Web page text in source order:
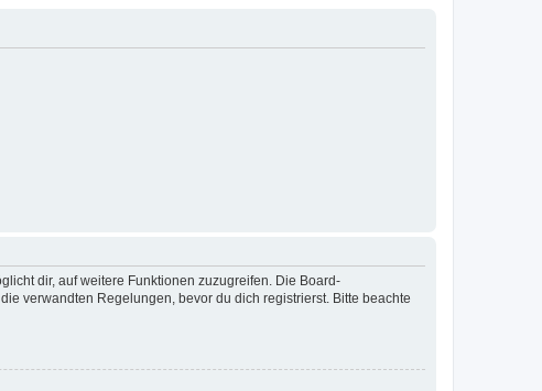
dir, auf weitere Funktionen zuzugreifen. Die Board-
verwandten Regelungen, bevor du dich registrierst. Bitte beachte